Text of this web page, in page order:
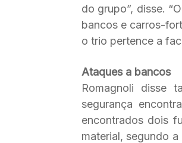
do grupo”, disse.
bancos e carros-
o trio pertence a
Ataques a bancos
Romagnoli disse
segurança
encontrados dois
material, segundo